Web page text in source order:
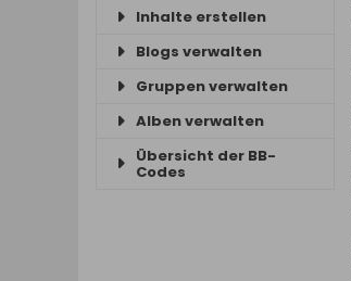
Inhalte erstellen
Blogs verwalten
Gruppen verwalten
Alben verwalten
Übersicht der BB-
Codes